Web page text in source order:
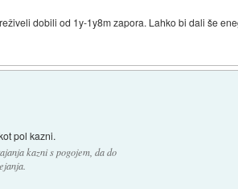
dobili od 1y-1y8m zapora. Lahko bi dali še
pol kazni.
kazni s pogojem, da do